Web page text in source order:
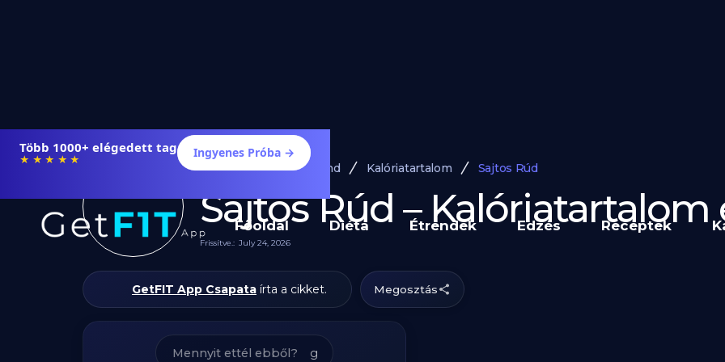
Étrendek, receptek és edzéstervek
★★★★★ Ingyenes Próba →
Főoldal Diéta Étrendek Edzés Receptek
Diéta és Étrend Kalóriatartalom Sajtos Rúd
Sajtos Rúd – Kalóriatartalom
Frissítve.: July 24, 2026
GetFIT App Csapata írta a cikket. Megosztás
g